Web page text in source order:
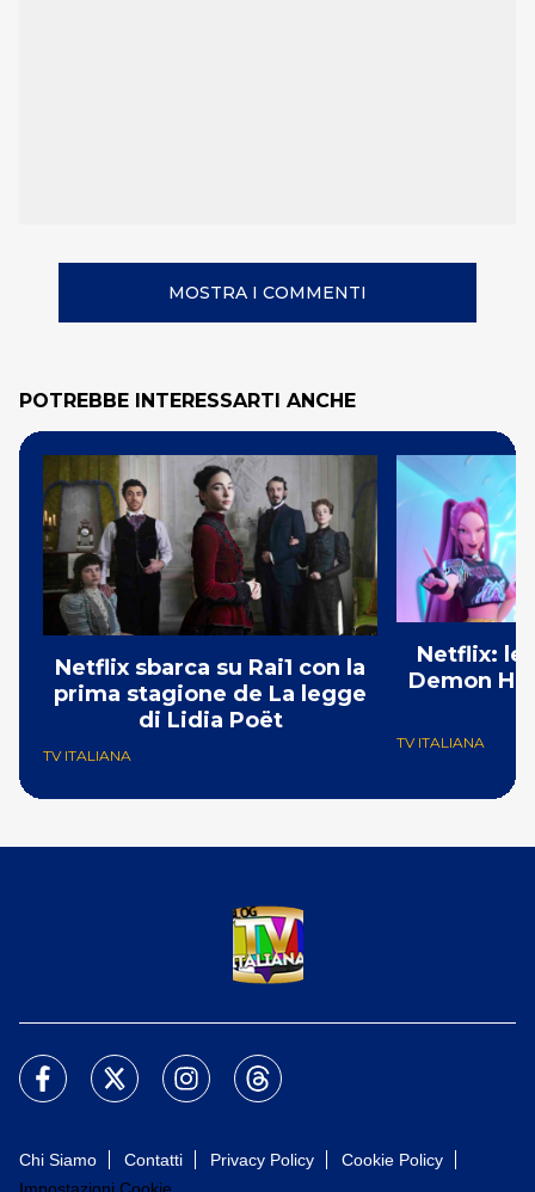
MOSTRA I COMMENTI
POTREBBE INTERESSARTI ANCHE
Netflix sbarca su Rai1 con la
prima stagione de La legge
di Lidia Poët
TV ITALIANA
Netflix: le
Demon
TV ITALIANA
Chi Siamo Contatti Privacy Policy
Cookie Policy